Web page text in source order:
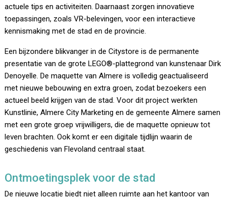
actuele tips en activiteiten. Daarnaast zorgen innovatieve
toepassingen, zoals VR-belevingen, voor een interactieve
kennismaking met de stad en de provincie.
Een bijzondere blikvanger in de Citystore is de permanente
presentatie van de grote LEGO®-plattegrond van kunstenaar Dirk
Denoyelle. De maquette van Almere is volledig geactualiseerd
met nieuwe bebouwing en extra groen, zodat bezoekers een
actueel beeld krijgen van de stad. Voor dit project werkten
Kunstlinie, Almere City Marketing en de gemeente Almere samen
met een grote groep vrijwilligers, die de maquette opnieuw tot
leven brachten. Ook komt er een digitale tijdlijn waarin de
geschiedenis van Flevoland centraal staat.
Ontmoetingsplek voor de stad
De nieuwe locatie biedt niet alleen ruimte aan het kantoor van